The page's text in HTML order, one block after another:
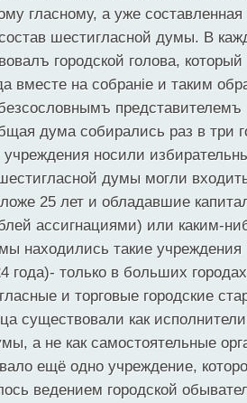
гласному, а уже
шестигласной думы. В
городской голова,
вместе на собранiе и таким
представителемъ
дума собирались раз в три
учреждения носили
думы могли
25 лет и обладавшие
ассигнациями) или каким-
находились такие учреждения
года)- только в больших
и торговые городские
существовали как исполнители
а не как самостоятельные
ещё одно учреждение,
ведением городской